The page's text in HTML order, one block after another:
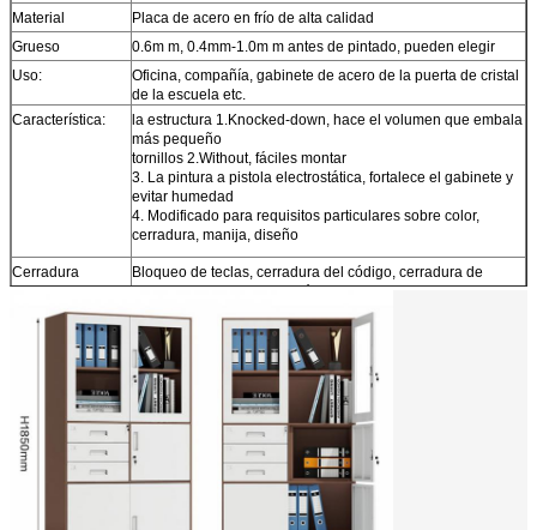
Material
Placa de acero en frío de alta calidad
Grueso
0.6m m, 0.4mm-1.0m m antes de pintado, pueden elegir
Uso:
Oficina, compañía, gabinete de acero de la puerta de cristal
de la escuela etc.
Característica:
la estructura 1.Knocked-down, hace el volumen que embala
más pequeño
tornillos 2.Without, fáciles montar
3. La pintura a pistola electrostática, fortalece el gabinete y
evitar humedad
4. Modificado para requisitos particulares sobre color,
cerradura, manija, diseño
Cerradura
Bloqueo de teclas, cerradura del código, cerradura de
Digitaces, cerradura electrónica
Monte el tiempo
5-10 gabinete de acero de la puerta de cristal de los
minutos
Qty en 40HQ
Sobre 500pcs en 40HQ
comerciales:
EXW, MANDO, CIF, C&F en usual
Puerto de envío Qingdao, China, o modificado para requisitos particulares